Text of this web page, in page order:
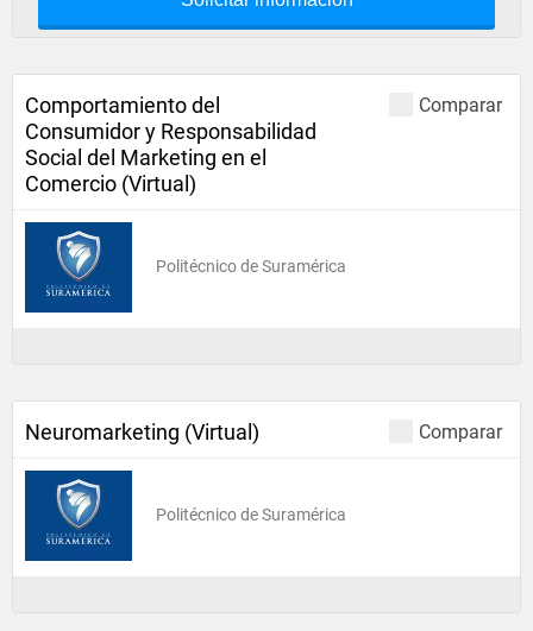
Comparar
Comportamiento del
Consumidor y Responsabilidad
Social del Marketing en el
Comercio (Virtual)
Politécnico de Suramérica
Comparar
Neuromarketing (Virtual)
Politécnico de Suramérica